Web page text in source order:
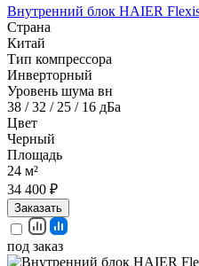
Внутренний блок HAIER
Страна
Китай
Тип компрессора
Инверторный
Уровень шума вн
38 / 32 / 25 / 16 дБа
Цвет
Черный
Площадь
24 м²
34 400 ₽
Заказать
под заказ